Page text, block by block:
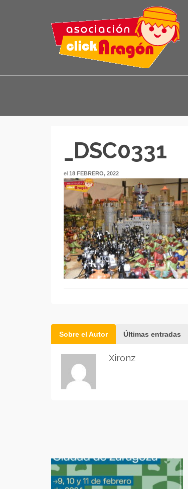
_DSC0331
el 18 FEBRERO, 2022
Sobre el Autor Últimas entradas
Xironz